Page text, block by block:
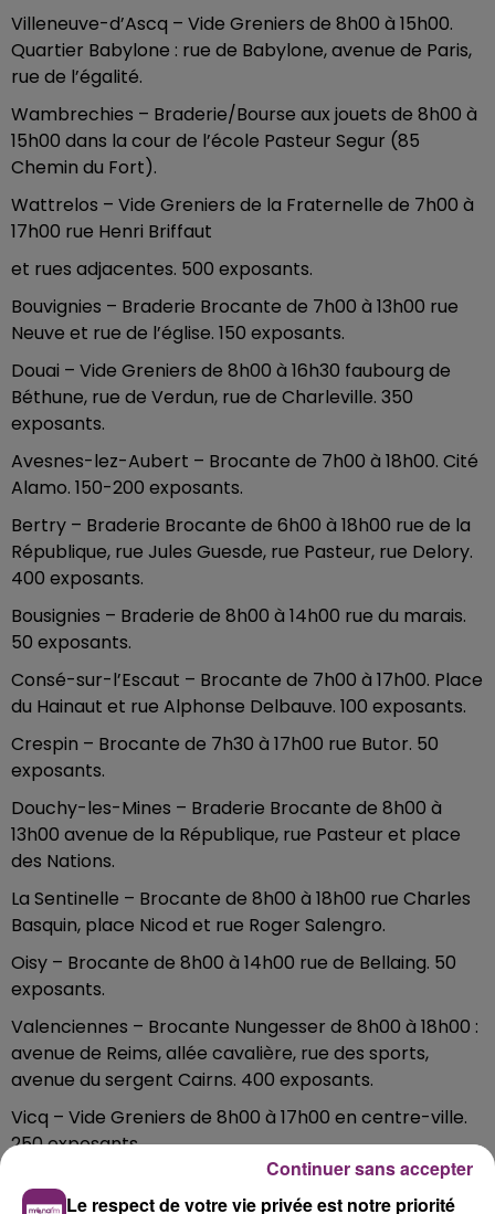
Villeneuve-d’Ascq – Vide Greniers de 8h00 à 15h00.
Quartier Babylone : rue de Babylone, avenue de Paris,
rue de l’égalité.
Wambrechies – Braderie/Bourse aux jouets de 8h00 à
15h00 dans la cour de l’école Pasteur Segur (85
Chemin du Fort).
Wattrelos – Vide Greniers de la Fraternelle de 7h00 à
17h00 rue Henri Briffaut
et rues adjacentes. 500 exposants.
Bouvignies – Braderie Brocante de 7h00 à 13h00 rue
Neuve et rue de l’église. 150 exposants.
Douai – Vide Greniers de 8h00 à 16h30 faubourg de
Béthune, rue de Verdun, rue de Charleville. 350
exposants.
Avesnes-lez-Aubert – Brocante de 7h00 à 18h00. Cité
Alamo. 150-200 exposants.
Bertry – Braderie Brocante de 6h00 à 18h00 rue de la
République, rue Jules Guesde, rue Pasteur, rue Delory.
400 exposants.
Bousignies – Braderie de 8h00 à 14h00 rue du marais.
50 exposants.
Consé-sur-l’Escaut – Brocante de 7h00 à 17h00. Place
du Hainaut et rue Alphonse Delbauve. 100 exposants.
Crespin – Brocante de 7h30 à 17h00 rue Butor. 50
exposants.
Douchy-les-Mines – Braderie Brocante de 8h00 à
13h00 avenue de la République, rue Pasteur et place
des Nations.
La Sentinelle – Brocante de 8h00 à 18h00 rue Charles
Basquin, place Nicod et rue Roger Salengro.
Oisy – Brocante de 8h00 à 14h00 rue de Bellaing. 50
exposants.
Valenciennes – Brocante Nungesser de 8h00 à 18h00 :
avenue de Reims, allée cavalière, rue des sports,
avenue du sergent Cairns. 400 exposants.
Vicq – Vide Greniers de 8h00 à 17h00 en centre-ville.
250 exposants.
Vieux-Condé – Brocante de 8h00 à 18h00 à la salle
L’Ephémère (rue César Dewasmes). 100 exposants.
Le respect de votre vie privée est notre priorité
Continuer sans accepter